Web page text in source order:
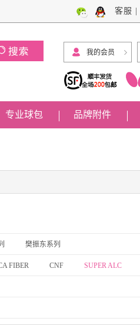
客服
我的会员
专业球包 品牌附件
樊振东系列
FIBER CNF SUPER ALC